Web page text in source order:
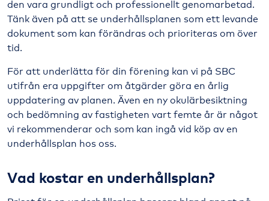
den vara grundligt och professionellt genomarbetad.
Tänk även på att se underhållsplanen som ett levande
dokument som kan förändras och prioriteras om över
tid.
För att underlätta för din förening kan vi på SBC
utifrån era uppgifter om åtgärder göra en årlig
uppdatering av planen. Även en ny okulärbesiktning
och bedömning av fastigheten vart femte år är något
vi rekommenderar och som kan ingå vid köp av en
underhållsplan hos oss.
Vad kostar en underhållsplan?